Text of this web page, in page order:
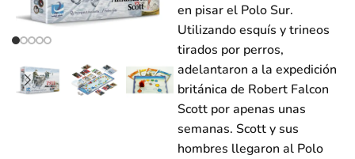
en pisar el Polo Sur.
Utilizando esquís y trineos
tirados por perros,
adelantaron a la expedición
británica de Robert Falcon
Scott por apenas unas
semanas. Scott y sus
hombres llegaron al Polo